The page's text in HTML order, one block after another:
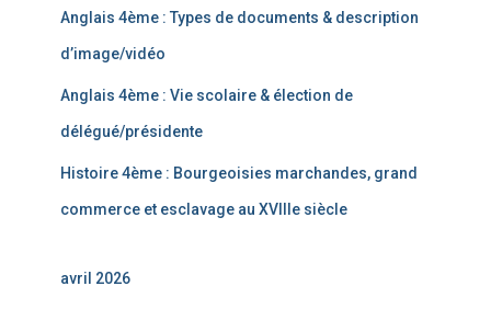
Anglais 4ème : Types de documents & description
d’image/vidéo
Anglais 4ème : Vie scolaire & élection de
délégué/présidente
Histoire 4ème : Bourgeoisies marchandes, grand
commerce et esclavage au XVIIIe siècle
avril 2026